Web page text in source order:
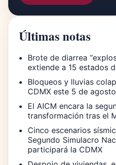
Últimas notas
Brote de diarrea
extiende a 15 estados
Bloqueos y lluvias
CDMX este 5 de agosto
El AICM encara la
transformación tras el
Cinco escenarios
Segundo Simulacro
participará la CDMX